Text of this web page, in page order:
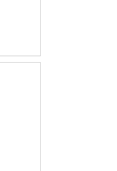
ᲡᲐᲒᲐᲠᲔᲯᲝ